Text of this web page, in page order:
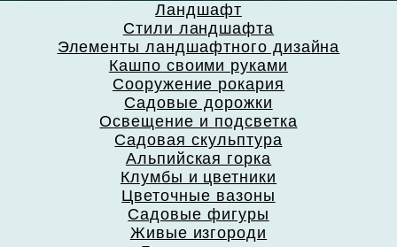
Ландшафт
Стили ландшафта
Элементы ландшафтного дизайна
Кашпо своими руками
Сооружение рокария
Садовые дорожки
Освещение и подсветка
Садовая скульптура
Альпийская горка
Клумбы и цветники
Цветочные вазоны
Садовые фигуры
Живые изгороди